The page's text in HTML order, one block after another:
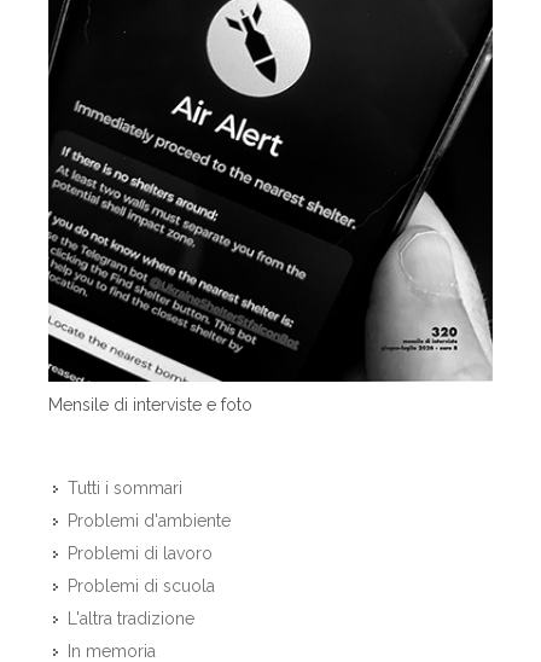
Mensile di interviste e foto
Tutti i sommari
Problemi d'ambiente
Problemi di lavoro
Problemi di scuola
L'altra tradizione
In memoria